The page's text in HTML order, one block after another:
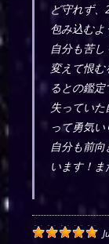
ど守れず
包み込む
自分も苦
変えて恨
るとの鑑
失ってい
って勇気
自分も前
います！ま